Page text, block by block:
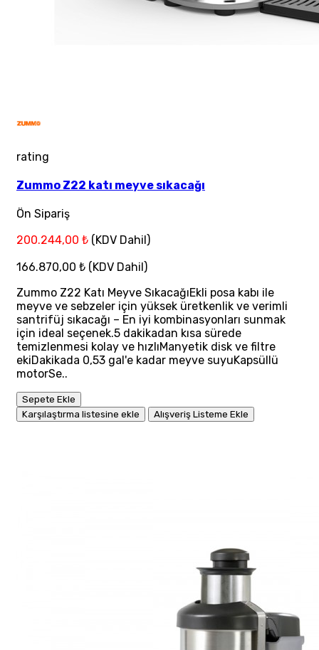
rating
Zummo Z22 katı meyve sıkacağı
Ön Sipariş
200.244,00 ₺ (KDV Dahil)
166.870,00 ₺ (KDV Dahil)
Zummo Z22 Katı Meyve SıkacağıEkli posa kabı ile
meyve ve sebzeler için yüksek üretkenlik ve verimli
santrifüj sıkacağı – En iyi kombinasyonları sunmak
için ideal seçenek.5 dakikadan kısa sürede
temizlenmesi kolay ve hızlıManyetik disk ve filtre
ekiDakikada 0,53 gal'e kadar meyve suyuKapsüllü
motorSe..
Sepete Ekle
Karşılaştırma listesine ekle
Alışveriş Listeme Ekle